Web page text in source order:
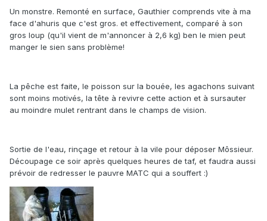
Un monstre. Remonté en surface, Gauthier comprends vite à ma
face d'ahuris que c'est gros. et effectivement, comparé à son
gros loup (qu'il vient de m'annoncer à 2,6 kg) ben le mien peut
manger le sien sans problème!
La pêche est faite, le poisson sur la bouée, les agachons suivant
sont moins motivés, la tête à revivre cette action et à sursauter
au moindre mulet rentrant dans le champs de vision.
Sortie de l'eau, rinçage et retour à la vile pour déposer Môssieur.
Découpage ce soir après quelques heures de taf, et faudra aussi
prévoir de redresser le pauvre MATC qui a souffert :)